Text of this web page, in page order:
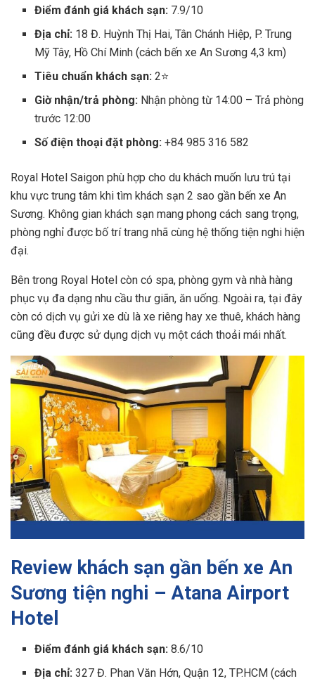
Điểm đánh giá khách sạn: 7.9/10
Địa chỉ: 18 Đ. Huỳnh Thị Hai, Tân Chánh Hiệp, P. Trung
Mỹ Tây, Hồ Chí Minh (cách bến xe An Sương 4,3 km)
Tiêu chuẩn khách sạn: 2⭐
Giờ nhận/trả phòng: Nhận phòng từ 14:00 – Trả phòng
trước 12:00
Số điện thoại đặt phòng: +84 985 316 582
Royal Hotel Saigon phù hợp cho du khách muốn lưu trú tại
khu vực trung tâm khi tìm khách sạn 2 sao gần bến xe An
Sương. Không gian khách sạn mang phong cách sang trọng,
phòng nghỉ được bố trí trang nhã cùng hệ thống tiện nghi hiện
đại.
Bên trong Royal Hotel còn có spa, phòng gym và nhà hàng
phục vụ đa dạng nhu cầu thư giãn, ăn uống. Ngoài ra, tại đây
còn có dịch vụ gửi xe dù là xe riêng hay xe thuê, khách hàng
cũng đều được sử dụng dịch vụ một cách thoải mái nhất.
Review khách sạn gần bến xe An
Sương tiện nghi – Atana Airport
Hotel
Điểm đánh giá khách sạn: 8.6/10
Địa chỉ: 327 Đ. Phan Văn Hớn, Quận 12, TP.HCM (cách